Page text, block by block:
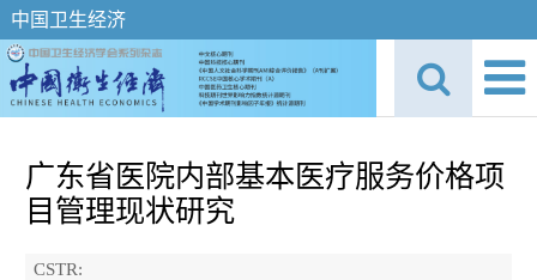
中国卫生经济
广东省医院内部基本医疗服务价格项
目管理现状研究
CSTR: